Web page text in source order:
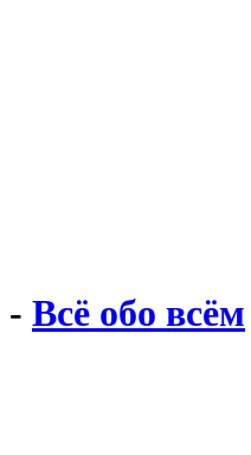
- Всё обо всём